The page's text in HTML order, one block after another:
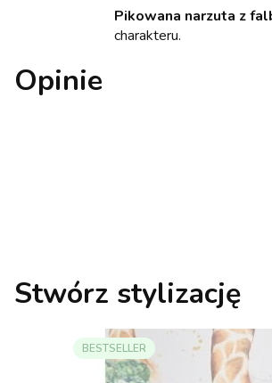
Pikowana narzuta z
charakteru.
Opinie
Stwórz stylizację
BESTSELLER